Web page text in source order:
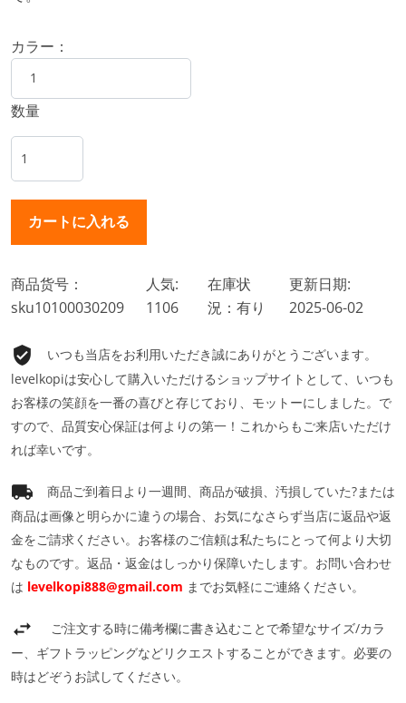
カラー：
数量
商品货号：
sku10100030209
人気:
1106
在庫状
況：有り
更新日期:
2025-06-02
いつも当店をお利用いただき誠にありがとうございます。
levelkopiは安心して購入いただけるショップサイトとして、いつも
お客様の笑顔を一番の喜びと存じており、モットーにしました。で
すので、品質安心保証は何よりの第一！これからもご来店いただけ
れば幸いです。
商品ご到着日より一週間、商品が破損、汚損していた?または
商品は画像と明らかに違うの場合、お気になさらず当店に返品や返
金をご請求ください。お客様のご信頼は私たちにとって何より大切
なものです。返品・返金はしっかり保障いたします。お問い合わせ
は levelkopi888@gmail.com までお気軽にご連絡ください。
ご注文する時に備考欄に書き込むことで希望なサイズ/カラ
ー、ギフトラッピングなどリクエストすることができます。必要の
時はどぞうお試してください。